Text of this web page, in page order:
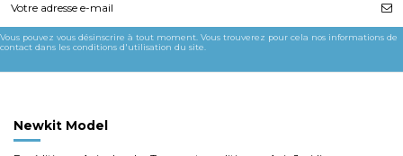
Vous pouvez vous désinscrire à tout moment. Vous trouverez pour cela nos informations de
contact dans les conditions d'utilisation du site.
Newkit Model